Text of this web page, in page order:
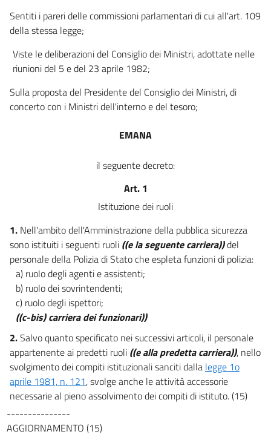
16
17
18
19
20
21
24 quinquies
24-quinquies.1
24 sexies
24 septies
24 octies
((Capo IV))
25
26
27
27 bis
27 ter
Sentiti i pareri delle commissioni parlamentari di cui all'art. 109
della stessa legge;
Viste le deliberazioni del Consiglio dei Ministri, adottate nelle
riunioni del 5 e del 23 aprile 1982;
Sulla proposta del Presidente del Consiglio dei Ministri, di
concerto con i Ministri dell'interno e del tesoro;
EMANA
il seguente decreto:
Art. 1
Istituzione dei ruoli
1. Nell'ambito dell'Amministrazione della pubblica sicurezza
sono istituiti i seguenti ruoli ((e la seguente carriera))del
personale della Polizia di Stato che espleta funzioni di polizia:
a) ruolo degli agenti e assistenti;
b) ruolo dei sovrintendenti;
c) ruolo degli ispettori;
((c-bis) carriera dei funzionari))
2.Salvo quanto specificato nei successivi articoli, il personale
appartenente ai predetti ruoli ((e alla predetta carriera)), nello
svolgimento dei compiti istituzionali sanciti dalla legge 1o
aprile 1981, n. 121, svolge anche le attività accessorie
necessarie al pieno assolvimento dei compiti di istituto. (15)
---------------
AGGIORNAMENTO (15)